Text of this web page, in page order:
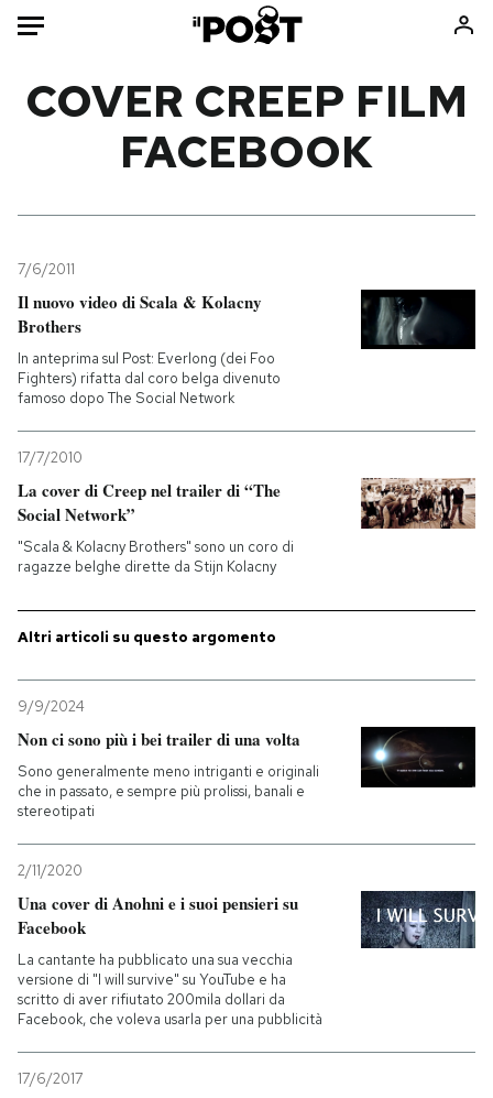
Mondo
Tecnologia
Internet
Cultura
Economia
Libri
Europa
PODCAST
NEWSLETTER
I MIEI PREFERITI
AREA PERSONALE
COVER CREEP FILM
FACEBOOK
7/6/2011
Il nuovo video di Scala & Kolacny
Brothers
In anteprima sul Post: Everlong (dei Foo
Fighters) rifatta dal coro belga divenuto
famoso dopo The Social Network
17/7/2010
La cover di Creep nel trailer di “The
Social Network”
"Scala & Kolacny Brothers" sono un coro di
ragazze belghe dirette da Stijn Kolacny
Altri articoli su questo argomento
9/9/2024
Non ci sono più i bei trailer di una volta
Sono generalmente meno intriganti e originali
che in passato, e sempre più prolissi, banali e
stereotipati
2/11/2020
Una cover di Anohni e i suoi pensieri su
Facebook
La cantante ha pubblicato una sua vecchia
versione di "I will survive" su YouTube e ha
scritto di aver rifiutato 200mila dollari da
Facebook, che voleva usarla per una pubblicità
17/6/2017